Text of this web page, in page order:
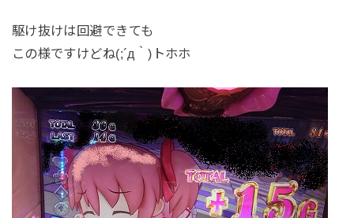
駆け抜けは回避できても
この様ですけどね(;´д｀)トホホ